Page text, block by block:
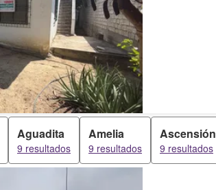
Aguadita
9 resultados
Amelia
9 resultados
Ascensión
9 resultados